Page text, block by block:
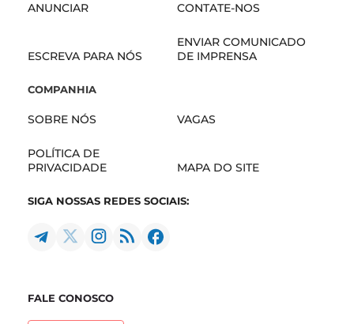
ANUNCIAR CONTATE-NOS
ESCREVA PARA NÓS
ENVIAR COMUNICADO
DE IMPRENSA
COMPANHIA
SOBRE NÓS VAGAS
POLÍTICA DE
PRIVACIDADE
MAPA DO SITE
SIGA NOSSAS REDES SOCIAIS:
FALE CONOSCO